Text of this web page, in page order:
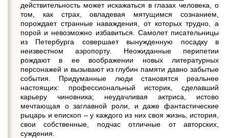
действительность может искажаться в глазах человека, о
том, как страх, овладевая мятущимся сознанием,
порождает странные наваждения, от которых трудно, а
порой и невозможно избавиться. Самолет писательницы
из Петербурга совершает вынужденную посадку в
неизвестном аэропорту. Неожиданные перипетии
рождают в ее воображении новых литературных
персонажей и вызывают из глубин памяти давно забытые
события. Придуманные люди становятся реальнее
настоящих: профессиональный историк, сделавший
карьеру чиновника; неудачливая актриса, истово
мечтающая о заглавной роли, и даже фантастические
рыцарь и епископ – у каждого из них своя жизнь, история,
свои собственные, подчас отличные от авторских,
суждения.